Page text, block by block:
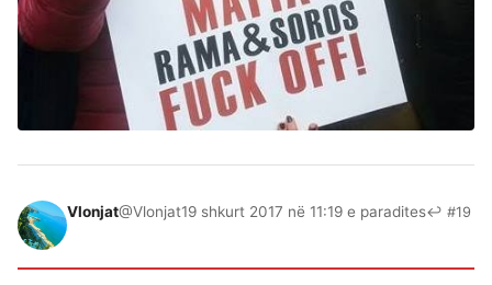
Vlonjat@Vlonjat19 shkurt 2017 në 11:19 e paradites↩ #19